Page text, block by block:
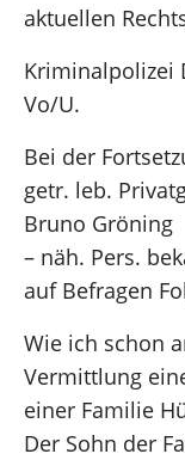
aktuellen
Kriminalpolizei
Vo/U.
Bei der
getr. leb.
Bruno Gröning
– näh. Pers.
auf Befragen
Wie ich schon
Vermittlung
einer Familie
Der Sohn der